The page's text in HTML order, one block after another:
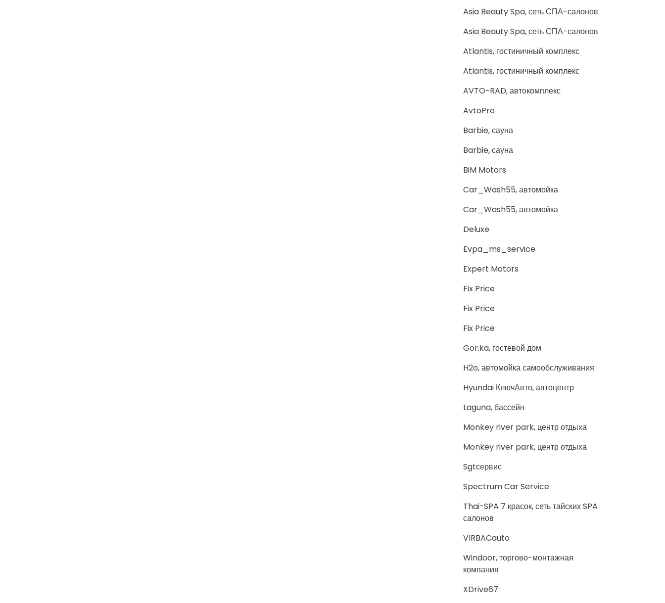
Asia Beauty Spa, сеть СПА-салонов
Asia Beauty Spa, сеть СПА-салонов
Atlantis, гостиничный комплекс
Atlantis, гостиничный комплекс
AVTO-RAD, автокомплекс
AvtoPro
Barbie, сауна
Barbie, сауна
BiM Motors
Car_Wash55, автомойка
Car_Wash55, автомойка
Deluxe
Evpa_ms_service
Expert Motors
Fix Price
Fix Price
Fix Price
Gor.ka, гостевой дом
H2o, автомойка самообслуживания
Hyundai КлючАвто, автоцентр
Laguna, бассейн
Monkey river park, центр отдыха
Monkey river park, центр отдыха
Sgtсервис
Spectrum Car Service
Thai-SPA 7 красок, сеть тайских SPA
салонов
VIRBACauto
Windoor, торгово-монтажная
компания
XDrive67